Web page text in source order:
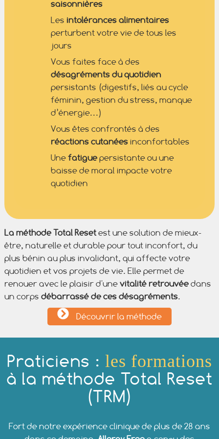
saisonnières
Les intolérances alimentaires
perturbent votre vie de tous les
jours
Vous faites face à des
désagréments du quotidien
persistants (digestifs, liés au cycle
féminin, gestion du stress, manque
d’énergie…)
Vous êtes confrontés à des
réactions cutanéesinconfortables
Unefatiguepersistante ou une
baisse de moral impacte votre
quotidien
La méthode Total Resetest une solution de mieux-
être, naturelle et durable pour tout inconfort, du
plus bénin au plus invalidant, qui affecte votre
quotidien et vos projets de vie. Elle permet de
renouer avec le plaisir d'une vitalité retrouvéedans
un corps débarrassé de ces désagréments.
Découvrir la méthode
Praticiens : les formations
à la méthode Total Reset
(TRM)
Fort de notre expérience clinique de plus de 28 ans